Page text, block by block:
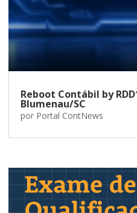
Reboot Contábil by
Blumenau/SC
por Portal ContNews